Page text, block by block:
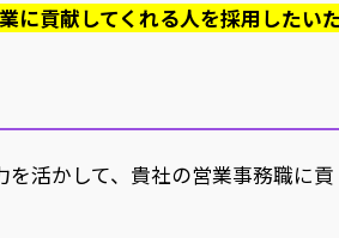
に貢献してくれる人を採用したい
を活かして、貴社の営業事務職に貢